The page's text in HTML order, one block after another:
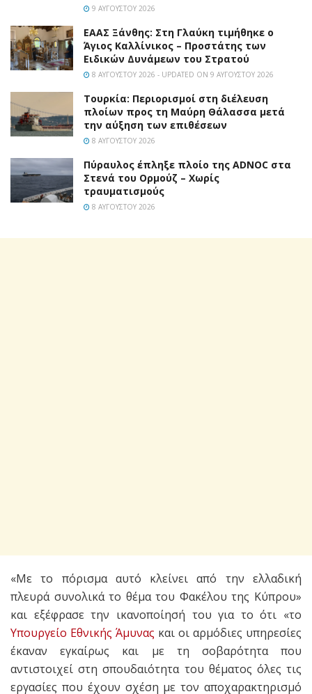
9 ΑΥΓΟΎΣΤΟΥ 2026
EAAΣ Ξάνθης: Στη Γλαύκη τιμήθηκε ο
Άγιος Καλλίνικος – Προστάτης των
Ειδικών Δυνάμεων του Στρατού
8 ΑΥΓΟΎΣΤΟΥ 2026 - UPDATED ON 9 ΑΥΓΟΎΣΤΟΥ 2026
Τουρκία: Περιορισμοί στη διέλευση
πλοίων προς τη Μαύρη Θάλασσα μετά
την αύξηση των επιθέσεων
8 ΑΥΓΟΎΣΤΟΥ 2026
Πύραυλος έπληξε πλοίο της ADNOC στα
Στενά του Ορμούζ – Χωρίς
τραυματισμούς
8 ΑΥΓΟΎΣΤΟΥ 2026
«Με το πόρισμα αυτό κλείνει από την ελλαδική
πλευρά συνολικά το θέμα του Φακέλου της Κύπρου»
και εξέφρασε την ικανοποίησή του για το ότι «το
Υπουργείο Εθνικής Άμυνας και οι αρμόδιες υπηρεσίες
έκαναν εγκαίρως και με τη σοβαρότητα που
αντιστοιχεί στη σπουδαιότητα του θέματος όλες τις
εργασίες που έχουν σχέση με τον αποχαρακτηρισμό